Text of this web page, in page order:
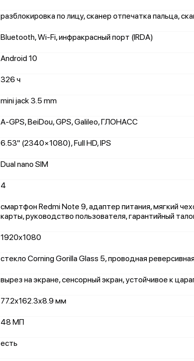
разблокировка по лицу, сканер отпечатка пальца,
Bluetooth, Wi-Fi, инфракрасный порт (IRDA)
Android 10
326 ч
mini jack 3.5 mm
A-GPS, BeiDou, GPS, Galileo, ГЛОНАСС
6.53" (2340×1080), Full HD, IPS
Dual nano SIM
4
смартфон Redmi Note 9, адаптер питания, мягкий
карты, руководство пользователя, гарантийный
1920x1080
стекло Corning Gorilla Glass 5, проводная
вырез на экране, сенсорный экран, устойчивое к
77.2x162.3x8.9 мм
48 МП
есть